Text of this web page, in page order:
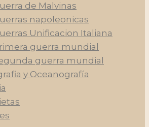
de Malvinas
napoleonicas
Unificacion Italiana
guerra mundial
guerra mundial
y Oceanografía